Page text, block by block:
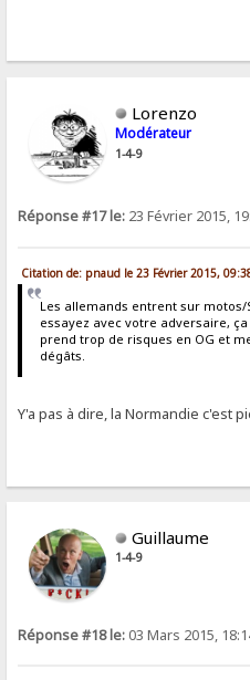
Lorenzo
Modérateur
1-4-9
Réponse #17 le: 23 Février 2015,
Citation de: pnaud le 23 Février 2015,
Les allemands entrent sur motos/
essayez avec votre adversaire,
prend trop de risques en OG et
dégâts.
Y'a pas à dire, la Normandie c'est
Guillaume
1-4-9
Réponse #18 le: 03 Mars 2015,